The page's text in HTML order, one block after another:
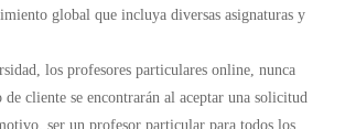
global que incluya diversas asignaturas y
los profesores particulares online, nunca
de cliente se encontrarán al aceptar una solicitud
ser un profesor particular para todos los